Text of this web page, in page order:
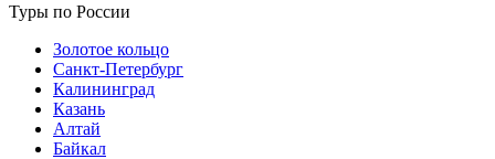
Туры по России
Золотое кольцо
Санкт-Петербург
Калининград
Казань
Алтай
Байкал